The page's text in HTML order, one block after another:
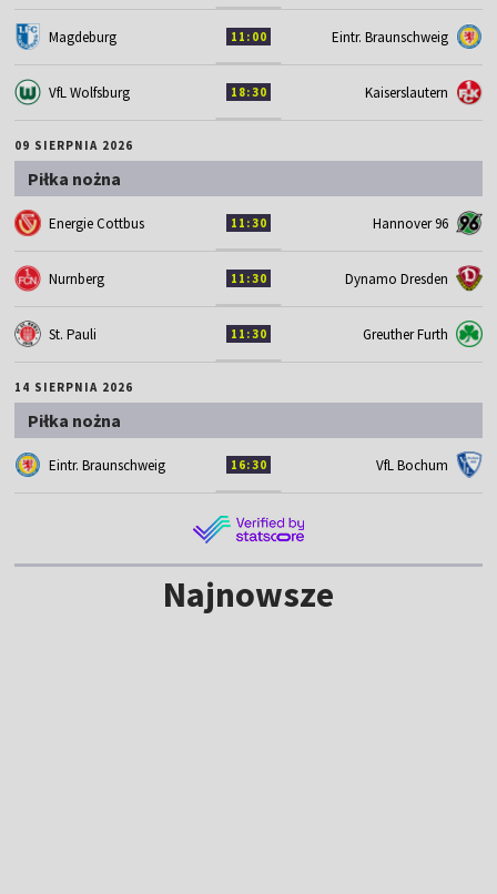
Magdeburg 11:00 Eintr. Braunschweig
VfL Wolfsburg 18:30 Kaiserslautern
09 SIERPNIA 2026
Piłka nożna
Energie Cottbus 11:30 Hannover 96
Nurnberg 11:30 Dynamo Dresden
St. Pauli 11:30 Greuther Furth
14 SIERPNIA 2026
Piłka nożna
Eintr. Braunschweig 16:30 VfL Bochum
Najnowsze